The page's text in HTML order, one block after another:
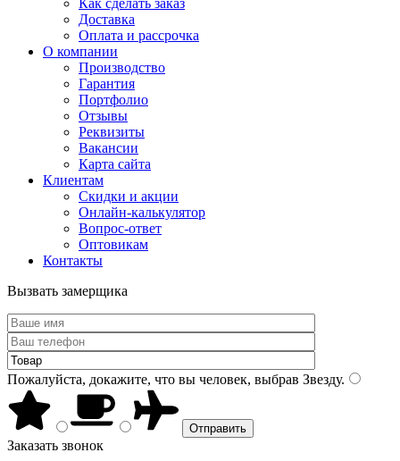
Как сделать заказ
Доставка
Оплата и рассрочка
О компании
Производство
Гарантия
Портфолио
Отзывы
Реквизиты
Вакансии
Карта сайта
Клиентам
Скидки и акции
Онлайн-калькулятор
Вопрос-ответ
Оптовикам
Контакты
Вызвать замерщика
Пожалуйста, докажите, что вы человек, выбрав Звезду.
Заказать звонок